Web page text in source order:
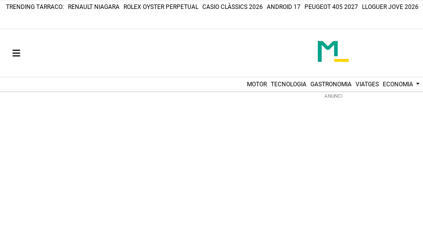
TRENDING TARRACO: RENAULT NIAGARA ROLEX OYSTER PERPETUAL CASIO CLÀSSICS 2026 ANDROID 17 PEUGEOT 405 2027 LLOGUER JOVE 2026
MOTOR TECNOLOGIA GASTRONOMIA VIATGES ECONOMIA